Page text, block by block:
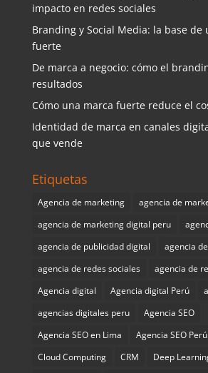
impacto en redes sociales
Branding y Social Media: la base de
fuerte
De marca a negocio: cómo el
resultados
Cómo una marca fuerte reduce el
Identidad de marca en canales
que vende
Etiquetas
Agencia de marketing
agencia de
agencia de marketing digital peru
agencia de publicidad digital
agencia
agencia de redes sociales
agencia de
Agencia digital
Agencia digital Perú
agencias digitales peru
Agencia SEO
Agencia SEO en Lima
Agencia SEO Perú
Cloud Computing
CRM Deep